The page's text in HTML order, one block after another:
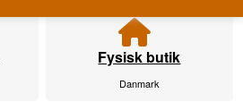
Fysisk butik
Danmark